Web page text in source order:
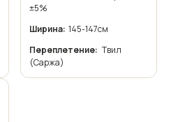
±5%
Ширина:145-147см
Переплетение: Твил
(Саржа)